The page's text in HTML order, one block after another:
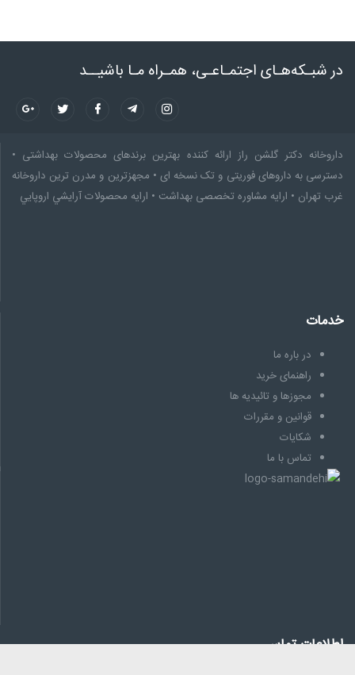
در شبـکه‌هـای اجتمـاعـی، همـراه مـا باشیــد
داروخانه دکتر گلشن راز ارائه کننده بهترین برندهای محصولات بهداشتی •
دسترسی به داروهای فوریتی و تک نسخه ای • مجهزترین و مدرن ترین داروخانه
غرب تهران • ارایه مشاوره تخصصى بهداشت • ارایه محصولات آرايشي اروپايي
خدمات
در باره ما
راهنمای خرید
مجوزها و تائیدیه ها
قوانین و مقررات
شکایات
تماس با ما
اطلاعات تماس